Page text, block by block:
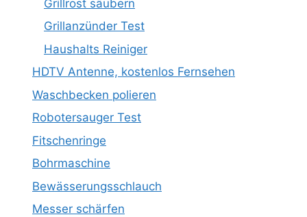
Grillrost säubern
Grillanzünder Test
Haushalts Reiniger
HDTV Antenne, kostenlos Fernsehen
Waschbecken polieren
Robotersauger Test
Fitschenringe
Bohrmaschine
Bewässerungsschlauch
Messer schärfen